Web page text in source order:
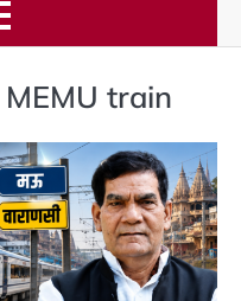
train